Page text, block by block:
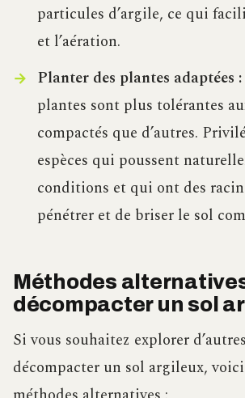
particules d’argile, ce qui
et l’aération.
Planter des plantes adaptées :
plantes sont plus tolérantes
compactés que d’autres.
espèces qui poussent
conditions et qui ont des
pénétrer et de briser le sol
Méthodes
décompacter un sol
Si vous souhaitez explorer
décompacter un sol argileux,